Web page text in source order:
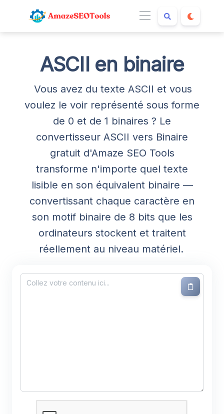
ASCII en binaire
Vous avez du texte ASCII et vous
voulez le voir représenté sous forme
de 0 et de 1 binaires ? Le
convertisseur ASCII vers Binaire
gratuit d'Amaze SEO Tools
transforme n'importe quel texte
lisible en son équivalent binaire —
convertissant chaque caractère en
son motif binaire de 8 bits que les
ordinateurs stockent et traitent
réellement au niveau matériel.